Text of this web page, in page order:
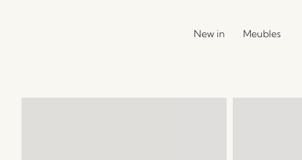
New in Meubles